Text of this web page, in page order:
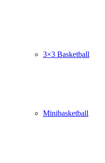
3×3 Basketball
Minibasketball